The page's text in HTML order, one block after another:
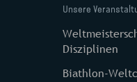
Unsere
Disziplinen
Biathlon-